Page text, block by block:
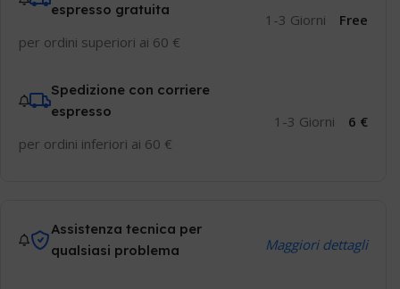
espresso gratuita
per ordini superiori ai 60 €
1-3 Giorni Free
Spedizione con corriere
espresso
per ordini inferiori ai 60 €
1-3 Giorni 6 €
Assistenza tecnica per
qualsiasi problema
Maggiori dettagli